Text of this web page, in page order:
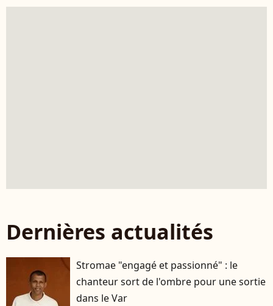
Dernières actualités
Stromae "engagé et passionné" : le
chanteur sort de l'ombre pour une sortie
dans le Var